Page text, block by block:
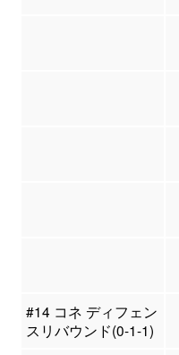
#14 コネ ディフェン
スリバウンド(0-1-1)